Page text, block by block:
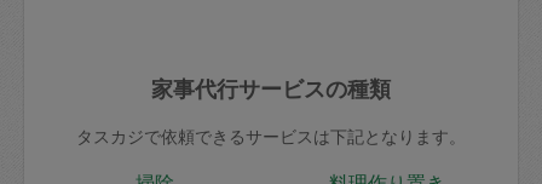
家事代行サービスの種類
タスカジで依頼できるサービスは下記となります。